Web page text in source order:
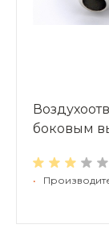
боковым
•